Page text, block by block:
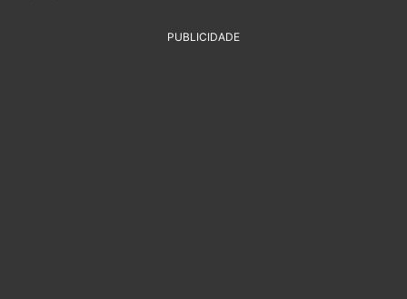
PUBLICIDADE